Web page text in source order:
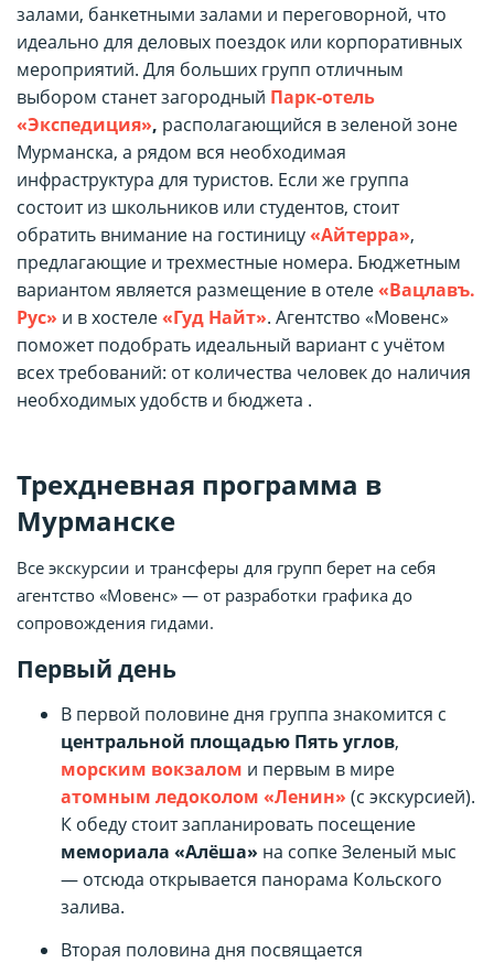
залами, банкетными залами и переговорной, что
идеально для деловых поездок или корпоративных
мероприятий. Для больших групп отличным
выбором станет загородный Парк-отель
«Экспедиция», располагающийся в зеленой зоне
Мурманска, а рядом вся необходимая
инфраструктура для туристов. Если же группа
состоит из школьников или студентов, стоит
обратить внимание на гостиницу«Айтерра»,
предлагающие и трехместные номера. Бюджетным
вариантом является размещение в отеле«Вацлавъ.
Рус» и в хостеле«Гуд Найт». Агентство «Мовенс»
поможет подобрать идеальный вариант с учётом
всех требований: от количества человек до наличия
необходимых удобств и бюджета .
Трехдневная программа в
Мурманске
Все экскурсии и трансферы для групп берет на себя
агентство «Мовенс» — от разработки графика до
сопровождения гидами.
Первый день
В первой половине дня группа знакомится с
центральной площадью Пять углов,
морским вокзалом и первым в мире
атомным ледоколом «Ленин» (с экскурсией).
К обеду стоит запланировать посещение
мемориала «Алёша» на сопке Зеленый мыс
— отсюда открывается панорама Кольского
залива.
Вторая половина дня посвящается